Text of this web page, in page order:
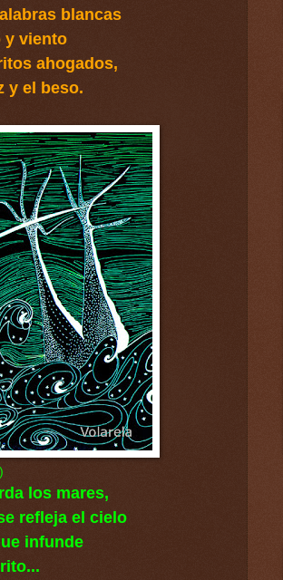
blancas
y viento
ahogados,
y el beso.
los mares,
refleja el cielo
infunde